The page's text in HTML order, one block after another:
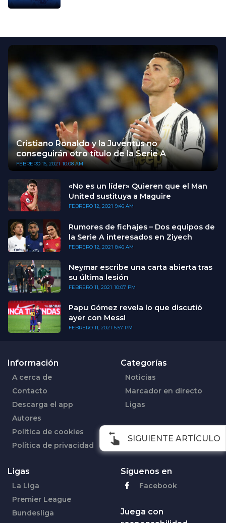
SIGUIENTE ARTÍCULO
Cristiano Ronaldo y la Juventus no
conseguirán otro título de la Serie A
FEBRERO 16, 2021 10:08 AM
«No es un líder» Quieren que el Man
United sustituya a Maguire
FEBRERO 12, 2021 9:46 AM
Rumores de fichajes – Dos equipos de
la Serie A interesados en Ziyech
FEBRERO 12, 2021 8:46 AM
Neymar escribe una carta abierta tras
su última lesión
FEBRERO 11, 2021 10:07 PM
Papu Gómez revela lo que discutió
ayer con Messi
FEBRERO 11, 2021 6:57 PM
Información
A cerca de
Contacto
Descarga el app
Autores
Política de cookies
Política de privacidad
Categorías
Noticias
Marcador en directo
Ligas
Ligas
La Liga
Premier League
Bundesliga
Síguenos en
Facebook
Juega con